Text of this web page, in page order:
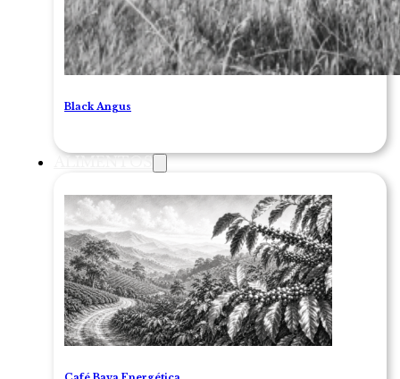
Black Angus
ALIMENTOS